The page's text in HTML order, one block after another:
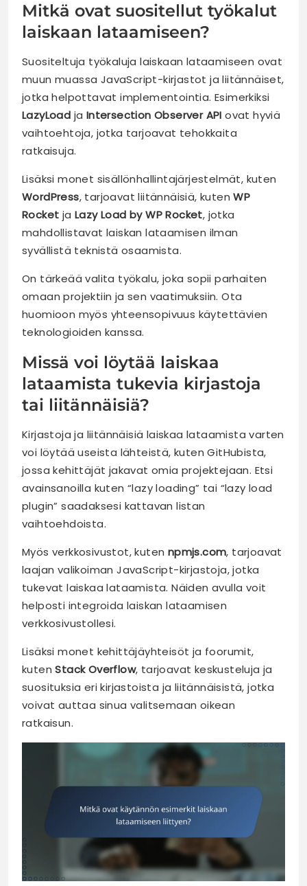
Mitkä ovat suositellut työkalut
laiskaan lataamiseen?
Suositeltuja työkaluja laiskaan lataamiseen ovat
muun muassa JavaScript-kirjastot ja liitännäiset,
jotka helpottavat implementointia. Esimerkiksi
LazyLoad ja Intersection Observer API ovat hyviä
vaihtoehtoja, jotka tarjoavat tehokkaita
ratkaisuja.
Lisäksi monet sisällönhallintajärjestelmät, kuten
WordPress, tarjoavat liitännäisiä, kutenWP
Rocket jaLazy Load by WP Rocket, jotka
mahdollistavat laiskan lataamisen ilman
syvällistä teknistä osaamista.
On tärkeää valita työkalu, joka sopii parhaiten
omaan projektiin ja sen vaatimuksiin. Ota
huomioon myös yhteensopivuus käytettävien
teknologioiden kanssa.
Missä voi löytää laiskaa
lataamista tukevia kirjastoja
tai liitännäisiä?
Kirjastoja ja liitännäisiä laiskaa lataamista varten
voi löytää useista lähteistä, kuten GitHubista,
jossa kehittäjät jakavat omia projektejaan. Etsi
avainsanoilla kuten “lazy loading” tai “lazy load
plugin” saadaksesi kattavan listan
vaihtoehdoista.
Myös verkkosivustot, kuten npmjs.com, tarjoavat
laajan valikoiman JavaScript-kirjastoja, jotka
tukevat laiskaa lataamista. Näiden avulla voit
helposti integroida laiskan lataamisen
verkkosivustollesi.
Lisäksi monet kehittäjäyhteisöt ja foorumit,
kutenStack Overflow, tarjoavat keskusteluja ja
suosituksia eri kirjastoista ja liitännäisistä, jotka
voivat auttaa sinua valitsemaan oikean
ratkaisun.